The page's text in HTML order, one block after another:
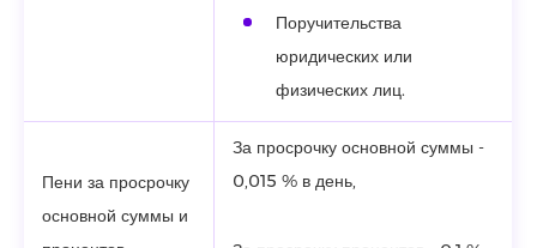
Поручительства
юридических или
физических лиц.
Пени за просрочку
основной суммы и
За просрочку основной суммы -
0,015 % в день,